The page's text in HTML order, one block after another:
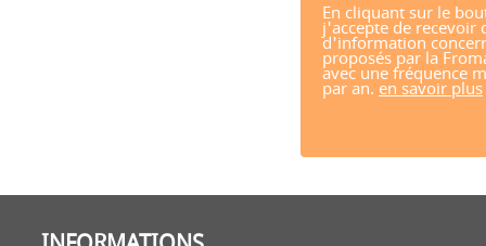
En cliquant sur le
j'accepte de recevoir
d'information
proposés par la
avec une fréquence
par an. en savoir plus